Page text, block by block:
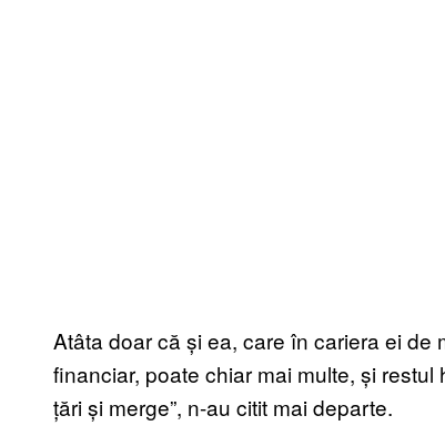
Atâta doar că și ea, care în cariera ei de
financiar, poate chiar mai multe, și
țări și merge”, n-au citit mai departe.